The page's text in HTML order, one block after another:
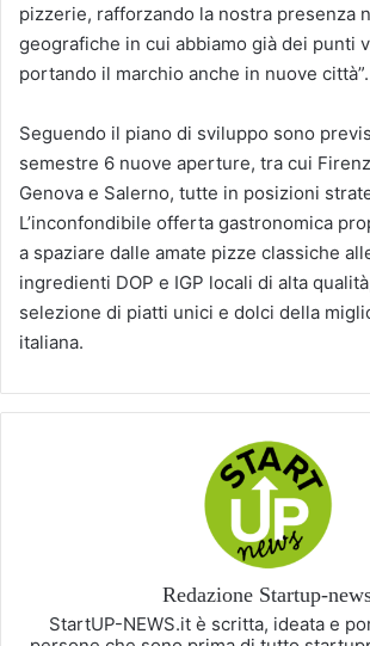
pizzerie, rafforzando la nostra presenza
geografiche in cui abbiamo già dei punti
portando il marchio anche in nuove città”.
Seguendo il piano di sviluppo sono
semestre 6 nuove aperture, tra cui
Genova e Salerno, tutte in posizioni
L’inconfondibile offerta gastronomica
a spaziare dalle amate pizze classiche
ingredienti DOP e IGP locali di alta
selezione di piatti unici e dolci della
italiana.
Redazione Startup-
StartUP-NEWS.it è scritta, ideata e